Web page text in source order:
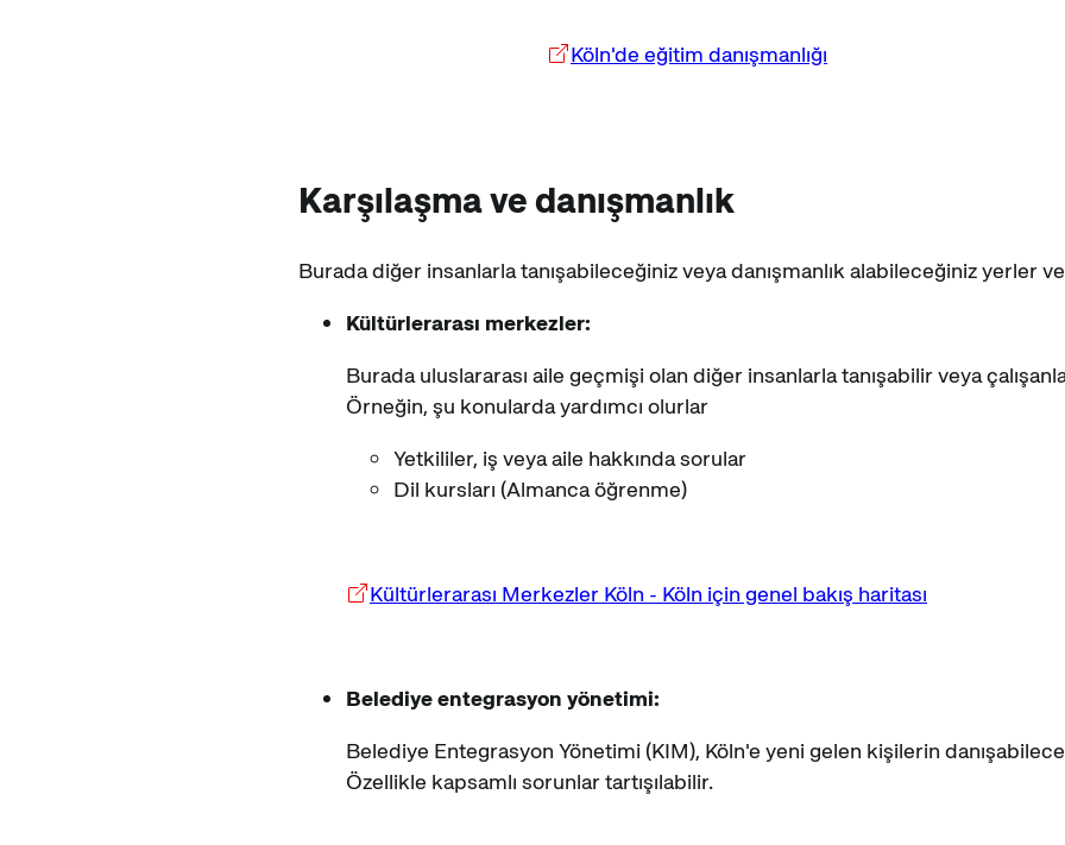
Köln'de eğitim danışmanlığı
Karşılaşma ve danışmanlık
Burada diğer insanlarla tanışabileceğiniz veya danışmanlık alabileceğiniz yerler
Kültürlerarası merkezler:
Burada uluslararası aile geçmişi olan diğer insanlarla tanışabilir veya
Örneğin, şu konularda yardımcı olurlar
Yetkililer, iş veya aile hakkında sorular
Dil kursları (Almanca öğrenme)
Kültürlerarası Merkezler Köln - Köln için genel bakış haritası
Belediye entegrasyon yönetimi:
Belediye Entegrasyon Yönetimi (KIM), Köln'e yeni gelen kişilerin
Özellikle kapsamlı sorunlar tartışılabilir.